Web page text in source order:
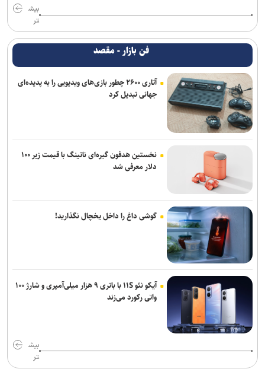
بیش
تر
فن بازار - مقصد
آتاری ۲۶۰۰ چطور بازی‌های ویدیویی را به پدیده‌ای
جهانی تبدیل کرد
نخستین هدفون گیره‌ای ناتینگ با قیمت زیر ۱۰۰
دلار معرفی شد
گوشی داغ را داخل یخچال نگذارید!
آیکو نئو ۱۱S با باتری ۹ هزار میلی‌آمپری و شارژ ۱۰۰
واتی رکورد می‌زند
بیش
تر